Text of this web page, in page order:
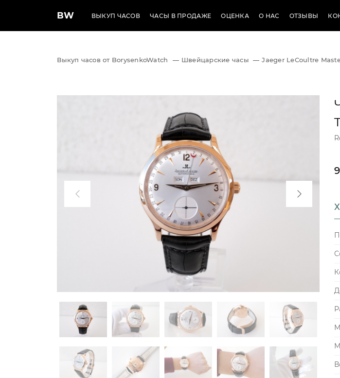
BW ВЫКУП ЧАСОВ ЧАСЫ В ПРОДАЖЕ ОЦЕНКА О НАС ОТЗЫВЫ
Выкуп часов от BorysenkoWatch — Швейцарские часы — Jaeger LeCoultre